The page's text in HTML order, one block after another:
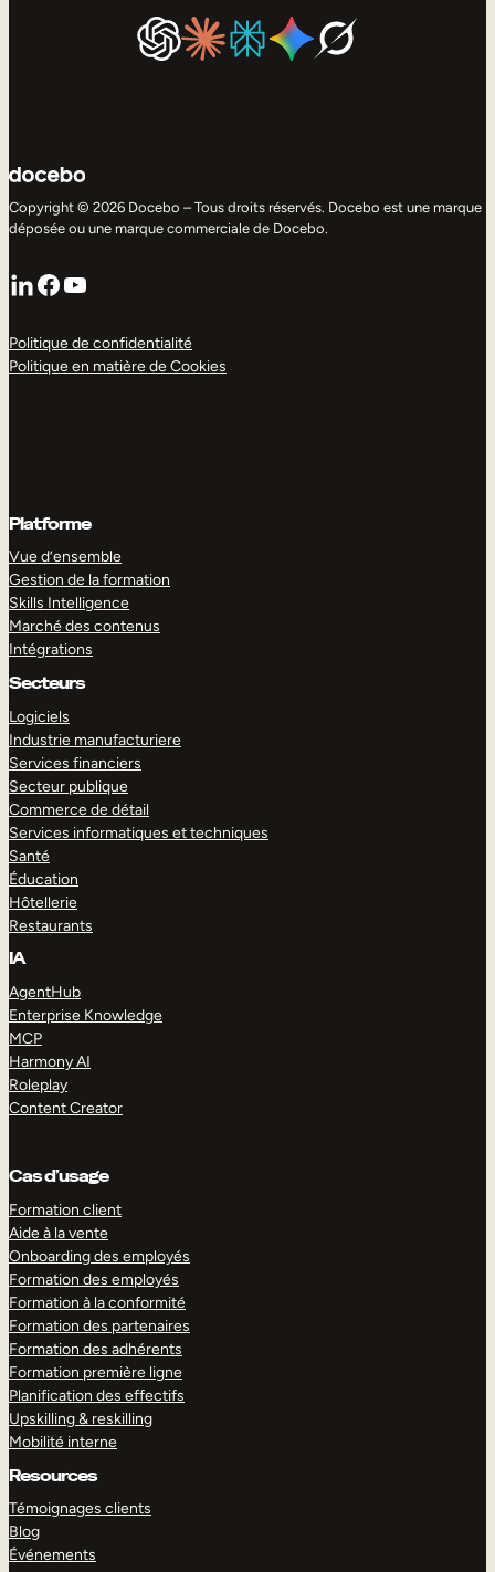
Copyright © 2026 Docebo – Tous droits réservés. Docebo est une marque
déposée ou une marque commerciale de Docebo.
LinkedIn
Facebook
YouTube
Politique de confidentialité
Politique en matière de Cookies
Platforme
Vue d’ensemble
Gestion de la formation
Skills Intelligence
Marché des contenus
Intégrations
Secteurs
Logiciels
Industrie manufacturiere
Services financiers
Secteur publique
Commerce de détail
Services informatiques et techniques
Santé
Éducation
Hôtellerie
Restaurants
IA
AgentHub
Enterprise Knowledge
MCP
Harmony AI
Roleplay
Content Creator
Cas d’usage
Formation client
Aide à la vente
Onboarding des employés
Formation des employés
Formation à la conformité
Formation des partenaires
Formation des adhérents
Formation première ligne
Planification des effectifs
Upskilling & reskilling
Mobilité interne
Resources
Témoignages clients
Blog
Événements